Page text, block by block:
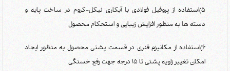
5)استفاده از پروفیل فولادی با آبکاری نیکل-کروم در ساخت پایه و
دسته ها به منظور افزایش زیبایی و استحکام محصول
6)استفاده از مکانیزم فنری در قسمت پشتی محصول به منظور ایجاد
امکان تغییر زاویه پشتی تا 15 درجه جهت رفع خستگی